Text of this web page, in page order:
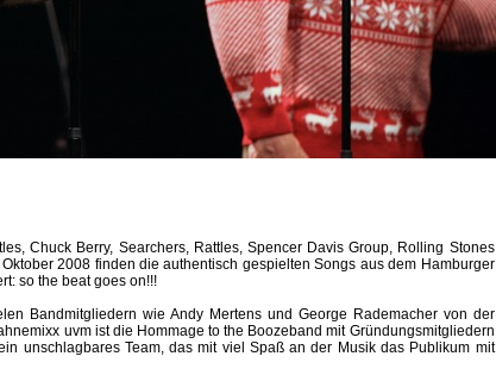
Chuck Berry, Searchers, Rattles, Spencer Davis Group, Rolling Stones
2008 finden die authentisch gespielten Songs aus dem Hamburger
so the beat goes on!!!
Bandmitgliedern wie Andy Mertens und George Rademacher von der
uvm ist die Hommage to the Boozeband mit Gründungsmitgliedern
unschlagbares Team, das mit viel Spaß an der Musik das Publikum mit